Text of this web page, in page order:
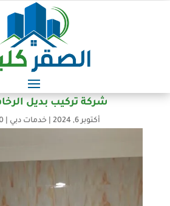
شركة تركيب بديل
أكتوبر 6, 2024 خدمات دبي 0